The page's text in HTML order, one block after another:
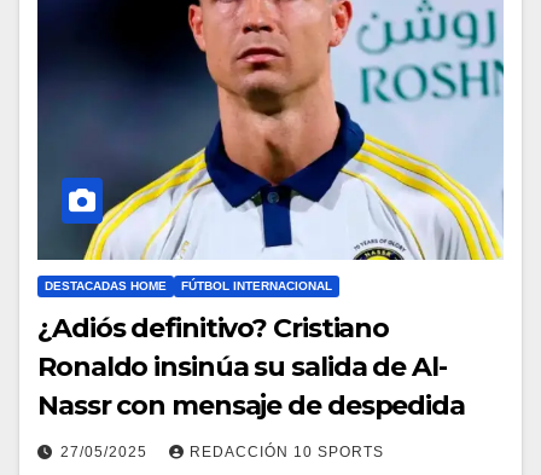
DESTACADAS HOME FÚTBOL INTERNACIONAL
¿Adiós definitivo? Cristiano
Ronaldo insinúa su salida de Al-
Nassr con mensaje de despedida
27/05/2025 REDACCIÓN 10 SPORTS